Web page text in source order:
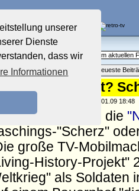
unserer
Dienste
dass wir
Informationen
Forum
Antworten und Meinungen zum aktuellen
• Neues Thema Neueste
oder Ernst?
von: , 27.01.09 18:48
es ein Fake wie die
"Scherz"
große TV-
History-Projekt"
als Soldaten